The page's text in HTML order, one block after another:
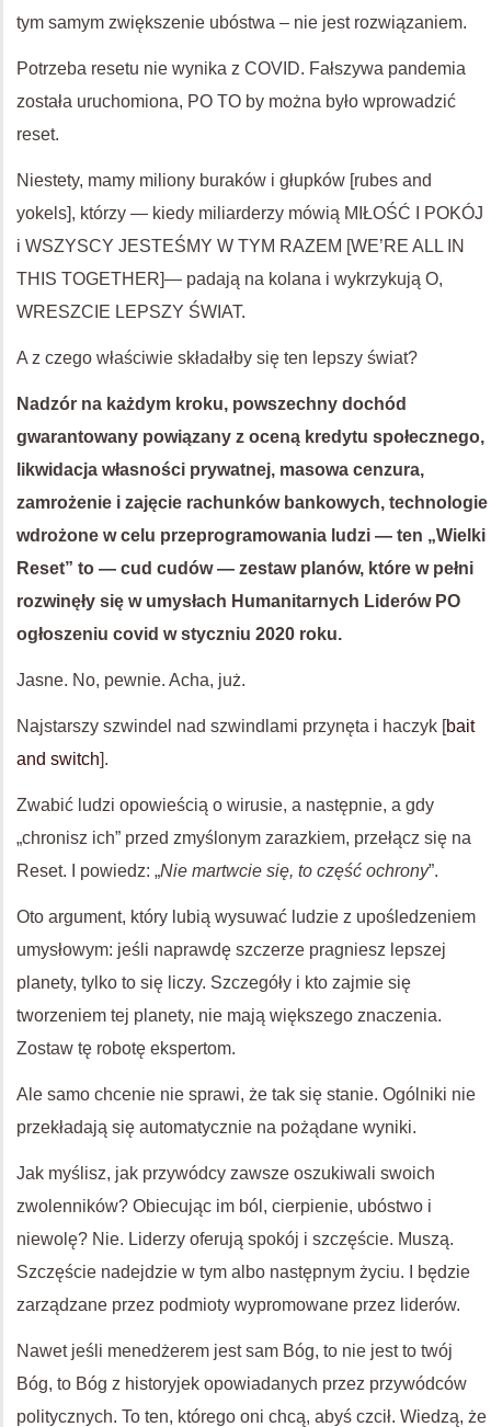
tym samym zwiększenie ubóstwa – nie jest rozwiązaniem.
Potrzeba resetu nie wynika z COVID. Fałszywa pandemia
została uruchomiona, PO TO by można było wprowadzić
reset.
Niestety, mamy miliony buraków i głupków [rubes and
yokels], którzy — kiedy miliarderzy mówią MIŁOŚĆ I POKÓJ
i WSZYSCY JESTEŚMY W TYM RAZEM [WE’RE ALL IN
THIS TOGETHER]— padają na kolana i wykrzykują O,
WRESZCIE LEPSZY ŚWIAT.
A z czego właściwie składałby się ten lepszy świat?
Nadzór na każdym kroku, powszechny dochód
gwarantowany powiązany z oceną kredytu społecznego,
likwidacja własności prywatnej, masowa cenzura,
zamrożenie i zajęcie rachunków bankowych, technologie
wdrożone w celu przeprogramowania ludzi — ten „Wielki
Reset” to — cud cudów — zestaw planów, które w pełni
rozwinęły się w umysłach Humanitarnych Liderów PO
ogłoszeniu covid w styczniu 2020 roku.
Jasne. No, pewnie. Acha, już.
Najstarszy szwindel nad szwindlami przynęta i haczyk [bait
and switch].
Zwabić ludzi opowieścią o wirusie, a następnie, a gdy
„chronisz ich” przed zmyślonym zarazkiem, przełącz się na
Reset. I powiedz: „Nie martwcie się, to część ochrony”.
Oto argument, który lubią wysuwać ludzie z upośledzeniem
umysłowym: jeśli naprawdę szczerze pragniesz lepszej
planety, tylko to się liczy. Szczegóły i kto zajmie się
tworzeniem tej planety, nie mają większego znaczenia.
Zostaw tę robotę ekspertom.
Ale samo chcenie nie sprawi, że ​​tak się stanie. Ogólniki nie
przekładają się automatycznie na pożądane wyniki.
Jak myślisz, jak przywódcy zawsze oszukiwali swoich
zwolenników? Obiecując im ból, cierpienie, ubóstwo i
niewolę? Nie. Liderzy oferują spokój i szczęście. Muszą.
Szczęście nadejdzie w tym albo następnym życiu. I będzie
zarządzane przez podmioty wypromowane przez liderów.
Nawet jeśli menedżerem jest sam Bóg, to nie jest to twój
Bóg, to Bóg z historyjek opowiadanych przez przywódców
politycznych. To ten, którego oni chcą, abyś czcił. Wiedzą, że